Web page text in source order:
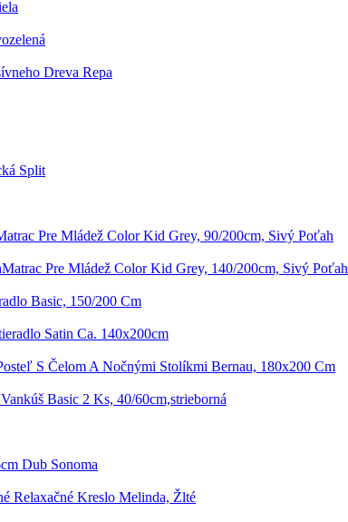
Dreva Repa
Split
Pre Mládež Color Kid Grey, 90/200cm, Sivý Poťah
Matrac Pre Mládež Color Kid Grey, 140/200cm, Sivý Poťah
Basic, 150/200 Cm
Satin Ca. 140x200cm
S Čelom A Nočnými Stolíkmi Bernau, 180x200 Cm
Basic 2 Ks, 40/60cm,strieborná
Dub Sonoma
Relaxačné Kreslo Melinda, Žlté